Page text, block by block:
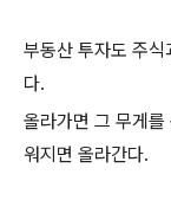
부동산 투자도 주식
다.
올라가면 그 무게
워지면 올라간다.